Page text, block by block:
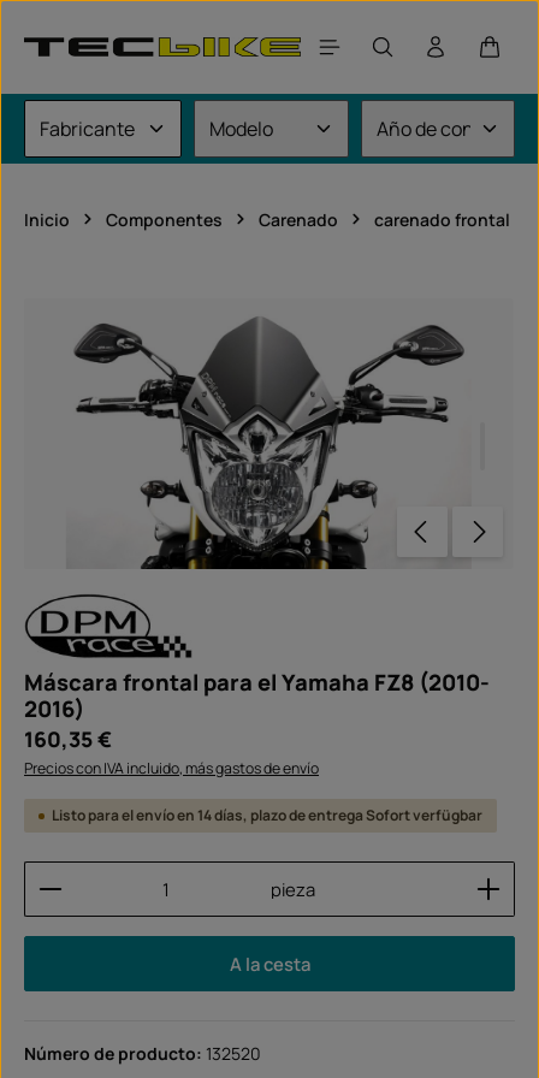
El
Inicio Componentes Carenado carenado frontal
Máscara frontal para el Yamaha FZ8 (2010-
2016)
Precio normal:
160,35 €
Precios con IVA incluido, más gastos de envío
Listo para el envío en 14 días, plazo de entrega Sofort verfügbar
Cantidad del producto: introduce la cantidad
pieza
A la cesta
Número de producto: 132520